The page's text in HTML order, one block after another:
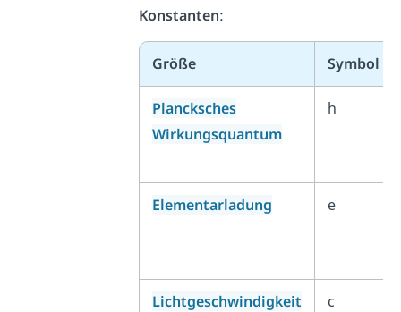
Konstanten:
Größe Symbol
Plancksches
Wirkungsquantum
h
Elementarladung e
Lichtgeschwindigkeit c